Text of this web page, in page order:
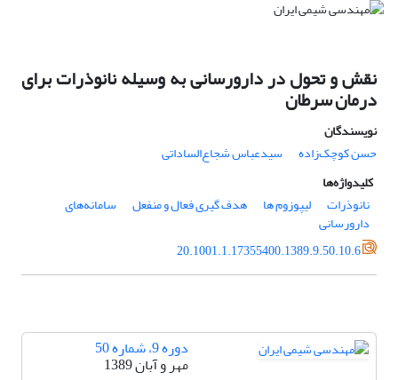
نقش و تحول در دارورسانی به وسیله نانوذرات برای
درمان سرطان
نویسندگان
حسن کوچک‌زاده
سیدعباس شجاع‌الساداتی
کلیدواژه‌ها
نانوذرات
لیپوزوم ها هدف گیری فعال و منفعل سامانه‌های
دارورسانی
20.1001.1.17355400.1389.9.50.10.6
دوره 9، شماره 50
مهر و آبان 1389